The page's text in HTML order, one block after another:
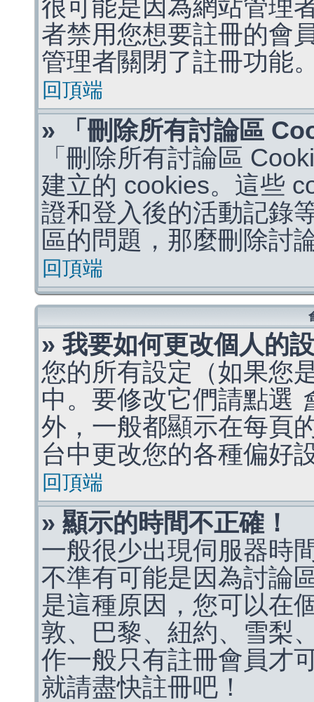
很可能是因為網站管理
者禁用您想要註冊的會
管理者關閉了註冊功能
回頂端
» 「刪除所有討論區
「刪除所有討論區
建立的 cookies。這些
證和登入後的活動記錄
區的問題，那麼刪除討
回頂端
» 我要如何更改個人的
您的所有設定（如果您
中。要修改它們請點選
外，一般都顯示在每頁
台中更改您的各種偏好
回頂端
» 顯示的時間不正確！
一般很少出現伺服器時
不準有可能是因為討論
是這種原因，您可以在
敦、巴黎、紐約、雪梨
作一般只有註冊會員才
就請盡快註冊吧！